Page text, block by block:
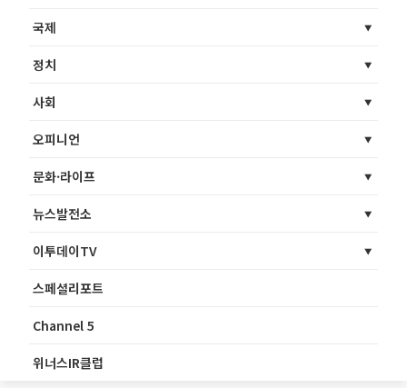
국제
정치
사회
오피니언
문화·라이프
뉴스발전소
이투데이TV
스페셜리포트
Channel 5
위너스IR클럽